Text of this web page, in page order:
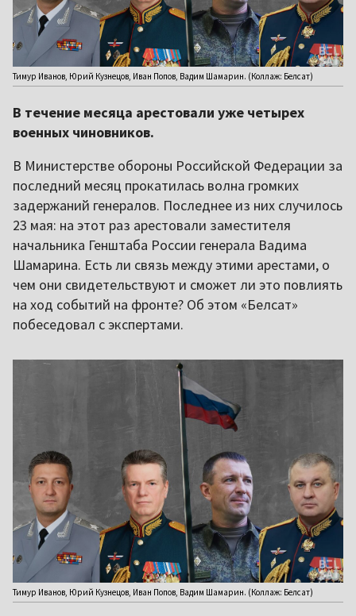
Тимур Иванов, Юрий Кузнецов, Иван Попов, Вадим Шамарин. (Коллаж: Белсат)
В течение месяца арестовали уже четырех
военных чиновников.
В Министерстве обороны Российской Федерации за
последний месяц прокатилась волна громких
задержаний генералов. Последнее из них случилось
23 мая: на этот раз арестовали заместителя
начальника Генштаба России генерала Вадима
Шамарина. Есть ли связь между этими арестами, о
чем они свидетельствуют и сможет ли это повлиять
на ход событий на фронте? Об этом «Белсат»
побеседовал с экспертами.
Тимур Иванов, Юрий Кузнецов, Иван Попов, Вадим Шамарин. (Коллаж: Белсат)